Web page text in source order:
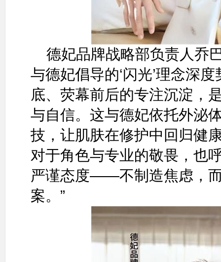
德妃品牌战略部负责人乔
与德妃倡导的‘闪光’理念深
底、荧幕前后的专注沉淀，
与自信。这与德妃依托外泌
技，让肌肤在修护中回归健
对于角色与专业的敬畏，也
严谨态度——不制造焦虑，
案。”